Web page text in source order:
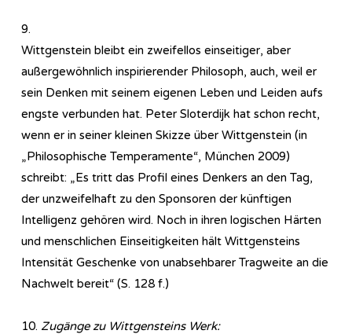
9.
Wittgenstein bleibt ein zweifellos einseitiger, aber
außergewöhnlich inspirierender Philosoph, auch, weil er
sein Denken mit seinem eigenen Leben und Leiden aufs
engste verbunden hat. Peter Sloterdijk hat schon recht,
wenn er in seiner kleinen Skizze über Wittgenstein (in
„Philosophische Temperamente“, München 2009)
schreibt: „Es tritt das Profil eines Denkers an den Tag,
der unzweifelhaft zu den Sponsoren der künftigen
Intelligenz gehören wird. Noch in ihren logischen Härten
und menschlichen Einseitigkeiten hält Wittgensteins
Intensität Geschenke von unabsehbarer Tragweite an die
Nachwelt bereit“ (S. 128 f.)
10. Zugänge zu Wittgensteins Werk: